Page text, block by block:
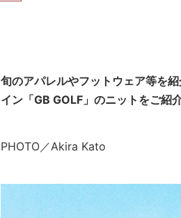
旬のアパレルやフットウェア等を
イン「GB GOLF」のニットをご紹
PHOTO／Akira Kato